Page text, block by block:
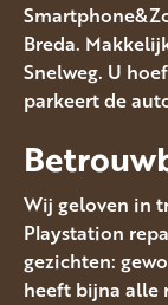
Breda.
Snelweg. U
parkeert de
Wij geloven in
Playstation
gezichten:
heeft bijna alle